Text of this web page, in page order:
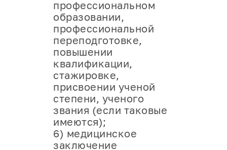
профессиональном
образовании,
профессиональной
переподготовке,
повышении
квалификации,
стажировке,
присвоении ученой
степени, ученого
звания (если таковые
имеются);
6) медицинское
заключение